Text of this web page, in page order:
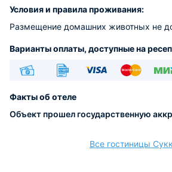
Условия и правила проживания:
Размещение домашних животных не
Варианты оплаты, доступные на
Факты об отеле
Объект прошел государственную
Все гостиницы